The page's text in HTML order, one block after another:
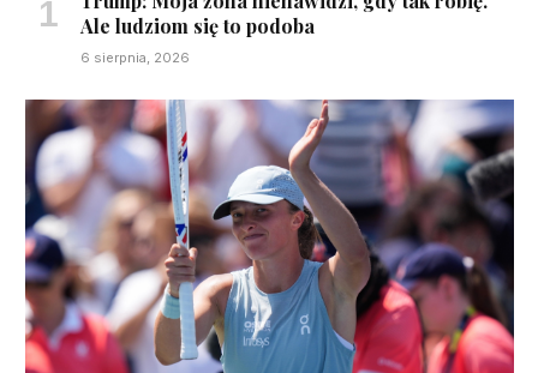
Ale ludziom się to podoba
6 sierpnia, 2026